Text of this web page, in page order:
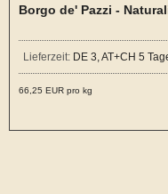
Borgo de' Pazzi -
Lieferzeit: DE 3, AT+CH 5
66,25 EUR pro kg